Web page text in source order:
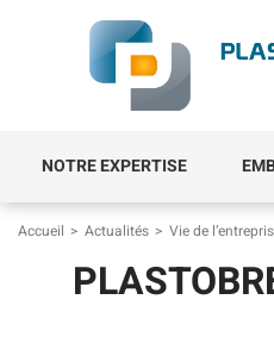
NOTRE EXPERTISE
Accueil Actualités Vie de